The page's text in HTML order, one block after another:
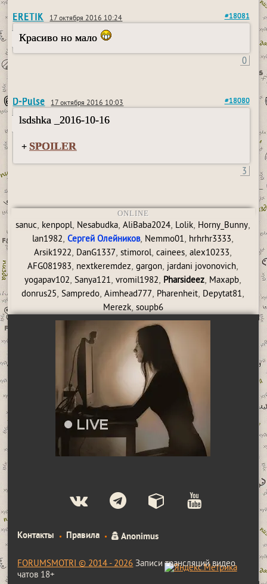
ERETIK 17 октября 2016 10:24 #18081
Красиво но мало
0
D-Pulse 17 октября 2016 10:03 #18080
lsdshka _2016-10-16
+ SPOILER
3
ONLINE
sanuc, kenpopl, Nesabudka,AliBaba2024, Lolik, Horny_Bunny,
lan1982,Сергей Олейников, Nemmo01, hrhrhr3333,
Arsik1922, DanG1337,stimorol,cainees,alex10233,
AFG081983, nextkeremdez,gargon, jardani jovonovich,
yogapav102,Sanya121,vromil1982, Pharsideez, Maxapb,
donrus25,Sampredo,Aimhead777, Pharenheit, Depytat81,
Merezk, soupb6
Контакты Правила Anonimus
FORUMSMOTRI © 2014 - 2026Записи трансляций видео
чатов 18+